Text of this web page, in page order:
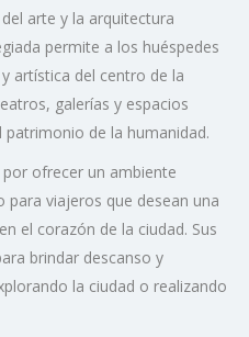
arte y la arquitectura
permite a los huéspedes
artística del centro de la
galerías y espacios
de la humanidad.
por ofrecer un ambiente
para viajeros que desean una
el corazón de la ciudad. Sus
brindar descanso y
la ciudad o realizando